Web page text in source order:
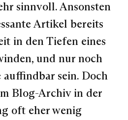
sinnvoll. Ansonsten
Artikel bereits
in den Tiefen eines
und nur noch
auffindbar sein. Doch
Blog-Archiv in der
oft eher wenig